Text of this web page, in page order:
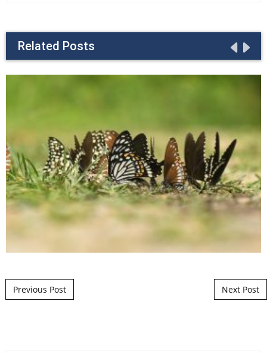
Related Posts
Post navigation
Previous Post Next Post